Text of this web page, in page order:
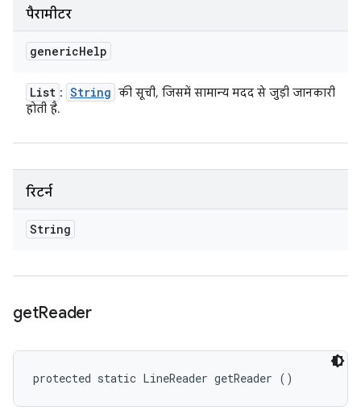
पैरामीटर
genericHelp
List : String की सूची, जिसमें सामान्य मदद से जुड़ी जानकारी
होती है.
रिटर्न
String
getReader
protected static LineReader getReader ()